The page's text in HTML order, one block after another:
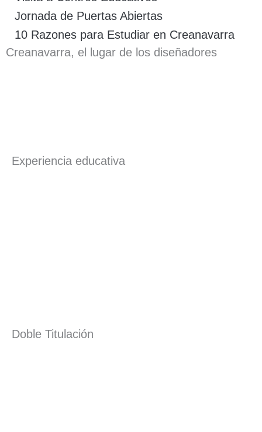
Jornada de Puertas Abiertas
10 Razones para Estudiar en Creanavarra
Creanavarra, el lugar de los diseñadores
Experiencia educativa
Doble Titulación